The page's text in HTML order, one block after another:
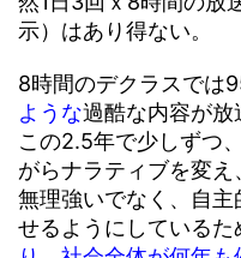
示）はあり得ない。
8時間のデクラスでは
ような過酷な内容が放
この2.5年で少しずつ
がらナラティブを変
無理強いでなく、自
せるようにしているた